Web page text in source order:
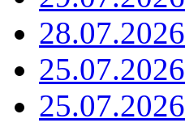
28.07.2026
25.07.2026
25.07.2026